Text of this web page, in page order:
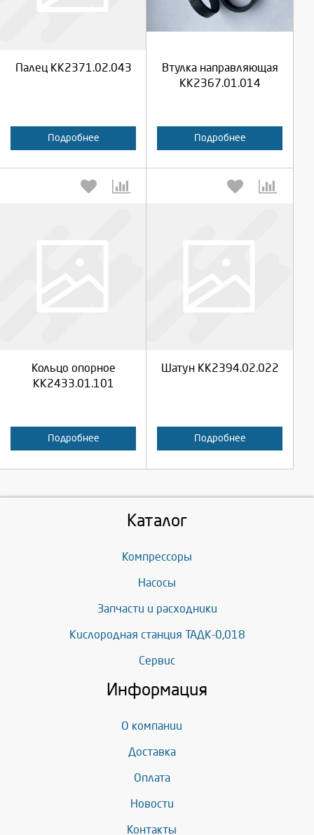
Палец КК2371.02.043
Подробнее
Втулка направляющая
КК2367.01.014
Подробнее
Отмена
Кольцо опорное
КК2433.01.101
Подробнее
Отмена
Шатун КК2394.02.022
Подробнее
Каталог
Компрессоры
Насосы
Запчасти и расходники
Кислородная станция ТАДК-0,018
Сервис
Информация
О компании
Доставка
Оплата
Новости
Контакты